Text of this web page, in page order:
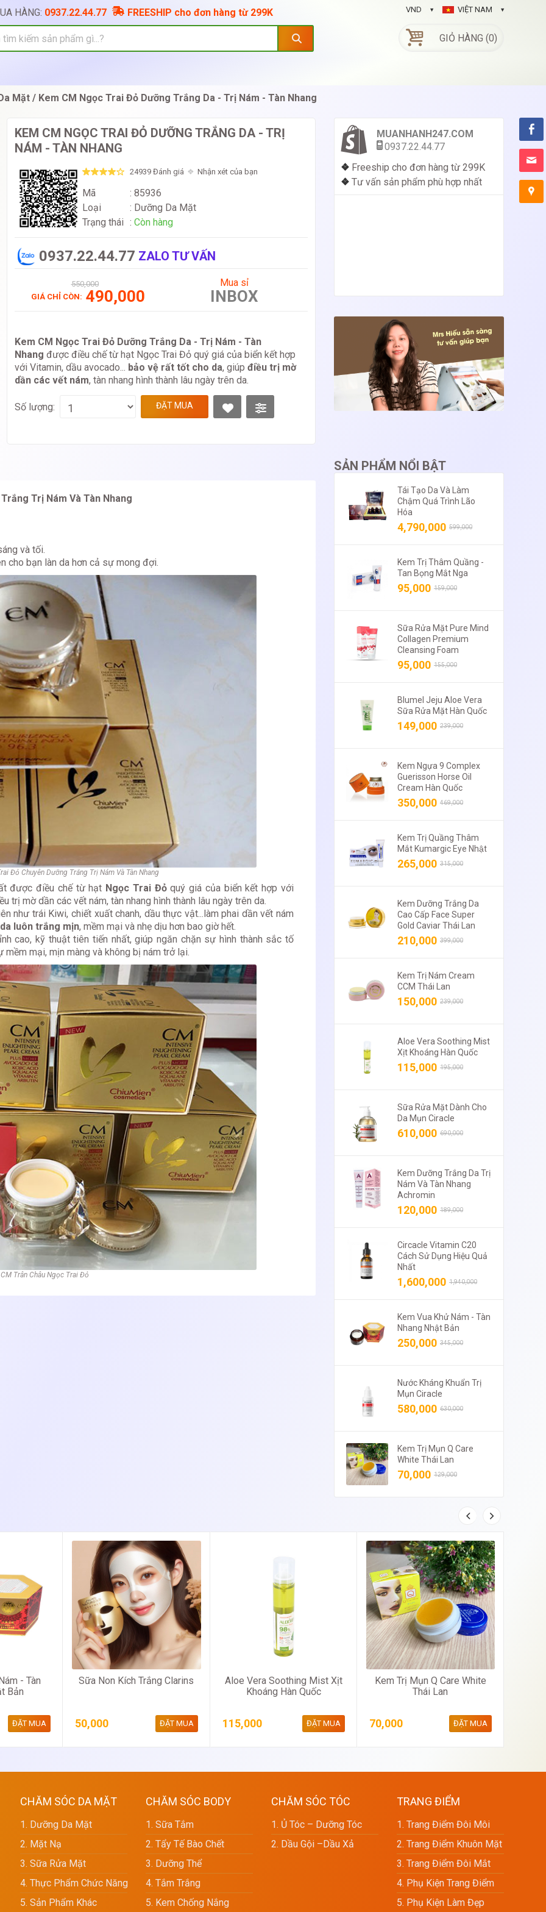
HÀNG: 0937.22.44.77 FREESHIP cho đơn hàng từ 299K VIỆT NAM
VND
GIỎ HÀNG (0)
Mặt Kem CM Ngọc Trai Đỏ Dưỡng Trắng Da - Trị Nám - Tàn Nhang
KEM CM NGỌC TRAI ĐỎ DƯỠNG TRẮNG DA - TRỊ
NÁM - TÀN NHANG
24939 Đánh giá Nhận xét của bạn
Mã
: 85936
Loại
: Dưỡng Da Mặt
Trạng thái : Còn hàng
0937.22.44.77 ZALO TƯ VẤN
550,000
GIÁ CHỈ CÒN: 490,000
Mua sỉ
INBOX
Kem CM Ngọc Trai Đỏ Dưỡng Trắng Da - Trị Nám - Tàn
Nhang được điều chế từ hạt Ngọc Trai Đỏ quý giá của biển kết hợp
với Vitamin, dầu avocado... bảo vệ rất tốt cho da, giúp điều trị mờ
dần các vết nám, tàn nhang hình thành lâu ngày trên da.
Số lượng: ĐẶT MUA
MUANHANH247.COM
0937.22.44.77
❖ Freeship cho đơn hàng từ 299K
❖ Tư vấn sản phẩm phù hợp nhất
Trị Nám Và Tàn Nhang
và tối.
cho bạn làn da hơn cả sự mong đợi.
Đỏ Chuyên Dưỡng Trắng Trị Nám Và Tàn Nhang
được điều chế từ hạt Ngọc Trai Đỏquý giá của biển kết hợp với
trị mờ dần các vết nám, tàn nhang hình thành lâu ngày trên da.
như trái Kiwi, chiết xuất chanh, dầu thực vật...làm phai dần vết nám
da luôn trắng mịn, mềm mại và nhẹ dịu hơn bao giờ hết.
cao, kỹ thuật tiên tiến nhất, giúp ngăn chặn sự hình thành sắc tố
mại, mịn màng và không bị nám trở lại.
Trân Châu Ngọc Trai Đỏ
SẢN PHẨM NỔI BẬT
Tái Tạo Da Và Làm
Chậm Quá Trình Lão
Hóa
4,790,000 599,000
Kem Trị Thâm Quầng -
Tan Bọng Mắt Nga
95,000 159,000
Sữa Rửa Mặt Pure Mind
Collagen Premium
Cleansing Foam
95,000 155,000
Blumel Jeju Aloe Vera
Sữa Rửa Mặt Hàn Quốc
149,000 239,000
Kem Ngựa 9 Complex
Guerisson Horse Oil
Cream Hàn Quốc
350,000 469,000
Kem Trị Quầng Thâm
Mắt Kumargic Eye Nhật
265,000 315,000
Kem Dưỡng Trắng Da
Cao Cấp Face Super
Gold Caviar Thái Lan
210,000 399,000
Kem Trị Nám Cream
CCM Thái Lan
150,000 239,000
Aloe Vera Soothing Mist
Xịt Khoáng Hàn Quốc
115,000 195,000
Sữa Rửa Mặt Dành Cho
Da Mụn Ciracle
610,000 690,000
Kem Dưỡng Trắng Da Trị
Nám Và Tàn Nhang
Achromin
120,000 189,000
Circacle Vitamin C20
Cách Sử Dụng Hiệu Quả
Nhất
1,600,000 1,940,000
Kem Vua Khử Nám - Tàn
Nhang Nhật Bản
250,000 345,000
Nước Kháng Khuẩn Trị
Mụn Ciracle
580,000 630,000
Kem Trị Mụn Q Care
White Thái Lan
70,000 129,000
- Tàn
Bản
ĐẶT MUA
Sữa Non Kích Trắng Clarins
50,000 ĐẶT MUA
Aloe Vera Soothing Mist Xịt
Khoáng Hàn Quốc
115,000 ĐẶT MUA
Kem Trị Mụn Q Care White
Thái Lan
70,000 ĐẶT MUA
CHĂM SÓC DA MẶT
1. Dưỡng Da Mặt
2. Mặt Nạ
3. Sữa Rửa Mặt
4. Thực Phẩm Chức Năng
5. Sản Phẩm Khác
CHĂM SÓC BODY
1. Sữa Tắm
2. Tẩy Tế Bào Chết
3. Dưỡng Thể
4. Tắm Trắng
5. Kem Chống Nắng
CHĂM SÓC TÓC
1. Ủ Tóc – Dưỡng Tóc
2. Dầu Gội –dầu Xả
TRANG ĐIỂM
1. Trang Điểm Đôi Môi
2. Trang Điểm Khuôn Mặt
3. Trang Điểm Đôi Mắt
4. Phụ Kiện Trang Điểm
5. Phụ Kiện Làm Đẹp